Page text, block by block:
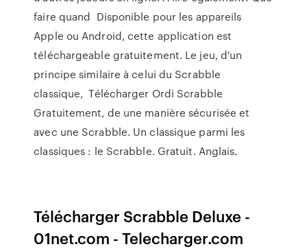
faire quand Disponible pour les appareils
Apple ou Android, cette application est
téléchargeable gratuitement. Le jeu, d'un
principe similaire à celui du Scrabble
classique, Télécharger Ordi Scrabble
Gratuitement, de une manière sécurisée et
avec une Scrabble. Un classique parmi les
classiques : le Scrabble. Gratuit. Anglais.
Télécharger Scrabble Deluxe -
01net.com - Telecharger.com